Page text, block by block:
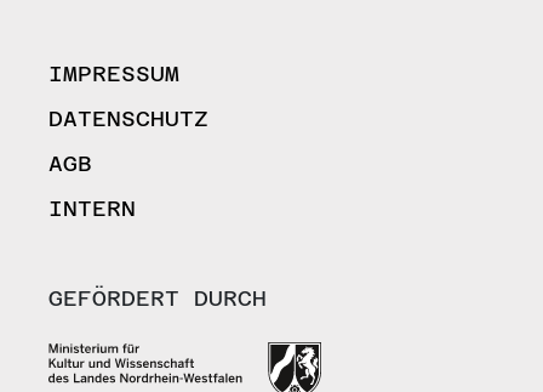
IMPRESSUM
DATENSCHUTZ
AGB
INTERN
GEFÖRDERT DURCH